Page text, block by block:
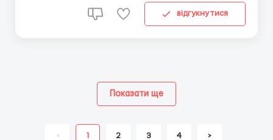
відгукнутися
< 1 2 3 4 >
Показати ще